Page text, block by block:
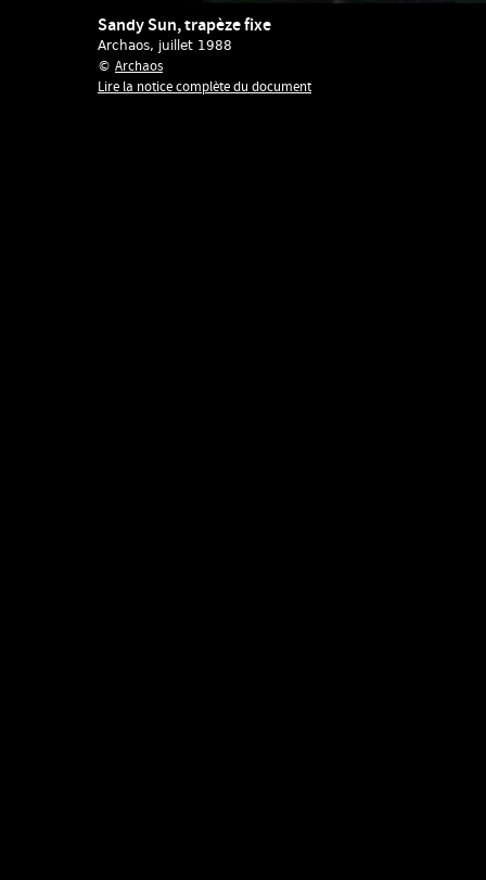
Sandy Sun, trapèze fixe
Archaos, juillet 1988
© Archaos
Lire la notice complète du document